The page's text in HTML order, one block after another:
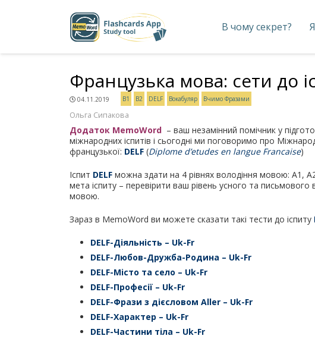
В чому секрет?
Французька мова: сети до
04.11.2019 B1 B2 DELF Вокабуляр Вчимо Фразами
Ольга Сипакова
Додаток MemoWord – ваш незамінний помічник у
міжнародних іспитів і сьогодні ми поговоримо про
французької: DELF (Diplome d’еtudes en langue Franсaise)
Іспит DELF можна здати на 4 рівнях володіння мовою: А1,
мета іспиту – перевірити ваш рівень усного та письмового
мовою.
Зараз в MemoWord ви можете сказати такі тести до іспиту
DELF-Діяльність – Uk-Fr
DELF-Любов-Дружба-Родина – Uk-Fr
DELF-Місто та село – Uk-Fr
DELF-Професії – Uk-Fr
DELF-Фрази з дієсловом Aller – Uk-Fr
DELF-Характер – Uk-Fr
DELF-Частини тіла – Uk-Fr